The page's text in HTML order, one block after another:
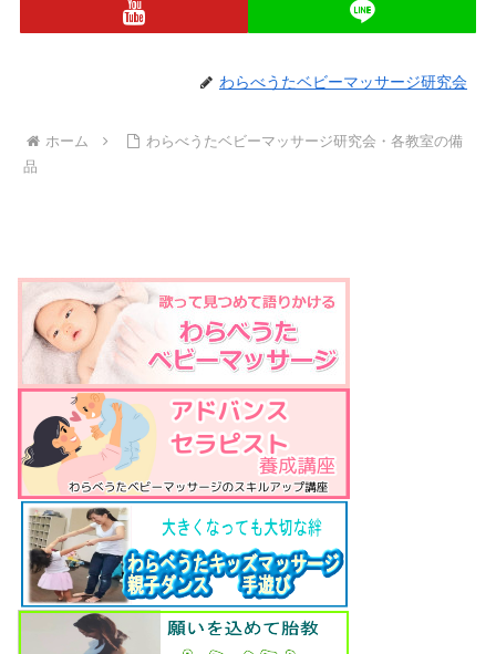
わらべうたベビーマッサージ研究会
ホーム
わらべうたベビーマッサージ研究会・各教室の備
品